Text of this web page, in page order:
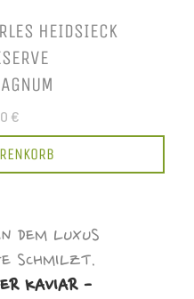
HEIDSIECK
€
DEM LUXUS
SCHMILZT.
KAVIAR -